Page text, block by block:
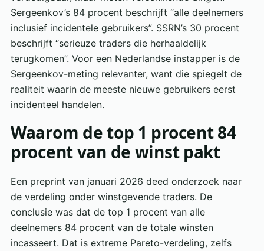
Sergeenkov’s 84 procent beschrijft “alle deelnemers
inclusief incidentele gebruikers”. SSRN’s 30 procent
beschrijft “serieuze traders die herhaaldelijk
terugkomen”. Voor een Nederlandse instapper is de
Sergeenkov-meting relevanter, want die spiegelt de
realiteit waarin de meeste nieuwe gebruikers eerst
incidenteel handelen.
Waarom de top 1 procent 84
procent van de winst pakt
Een preprint van januari 2026 deed onderzoek naar
de verdeling onder winstgevende traders. De
conclusie was dat de top 1 procent van alle
deelnemers 84 procent van de totale winsten
incasseert. Dat is extreme Pareto-verdeling, zelfs